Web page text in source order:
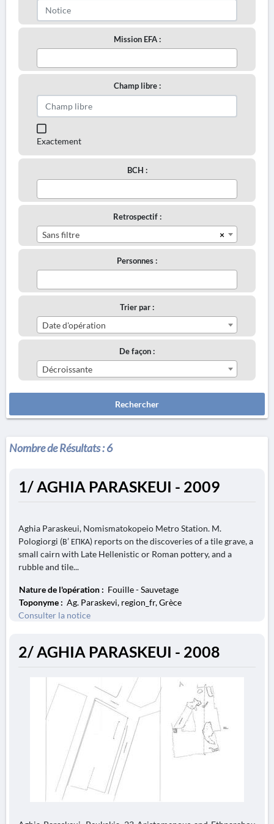
Mission EFA :
Champ libre :
Exactement
BCH :
Retrospectif :
×
Sans filtre
Personnes :
Trier par :
Date d'opération
De façon :
Décroissante
Rechercher
Nombre de Résultats :6
1/ AGHIA PARASKEUI - 2009
Aghia Paraskeui, Nomismatokopeio Metro Station. M.
Pologiorgi (Β’ ΕΠΚΑ) reports on the discoveries of a tile grave, a
small cairn with Late Hellenistic or Roman pottery, and a
rubble and tile...
Nature de l'opération : Fouille - Sauvetage
Toponyme : Ag. Paraskevi, region_fr, Grèce
Consulter la notice
2/ AGHIA PARASKEUI - 2008